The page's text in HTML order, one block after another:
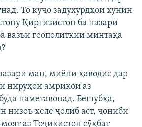
То куҷо задухӯрдҳои хунин
Қирғизистон ба назари
вазъи геополиткии минтақа
ман, миёни ҳаводис дар
нирӯҳои амрикоӣ аз
наметавонад. Бешубҳа,
низоъ хеле ҷолиб аст, ҷониби
аз Тоҷикистон сӯҳбат